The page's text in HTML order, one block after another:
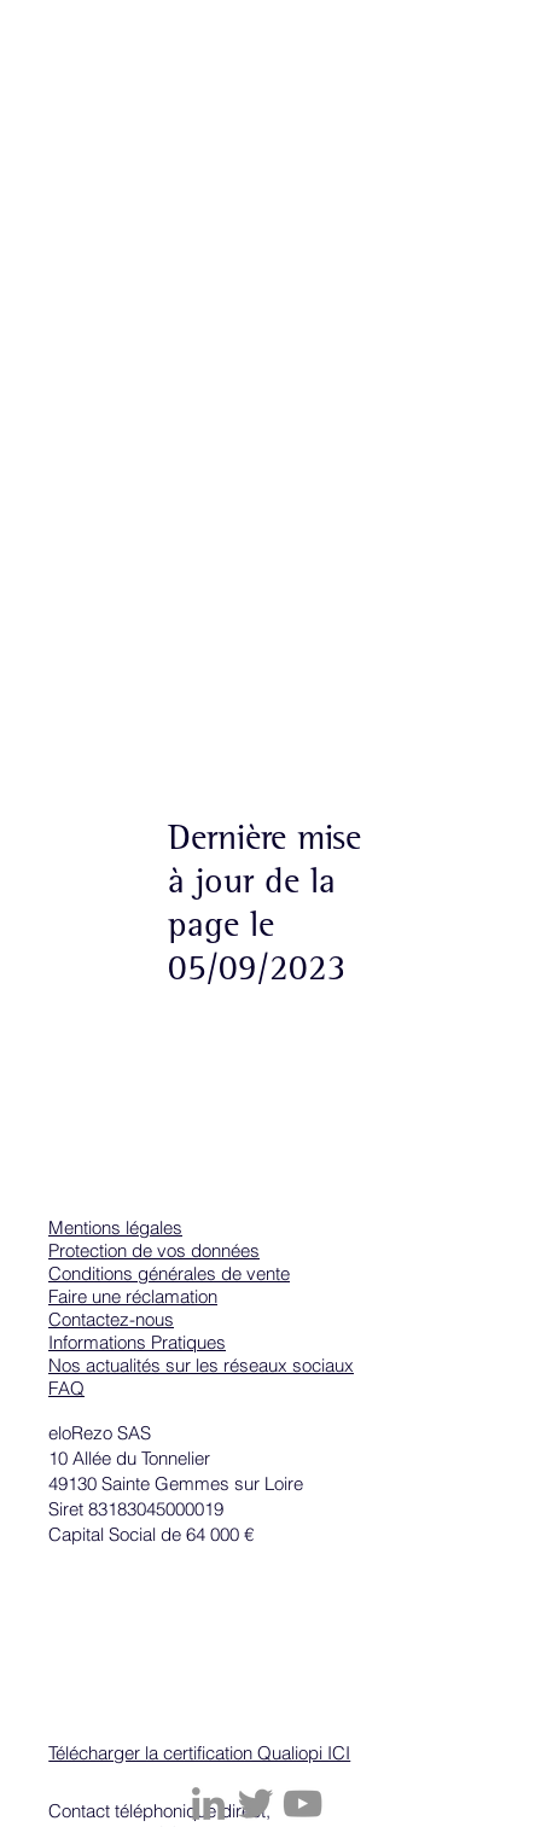
Dernière mise
à jour de la
page le
05/09/2023
Contact téléphonique direct,
eloRezo SAS
10 Allée du Tonnelier
49130 Sainte Gemmes sur Loire
Siret 83183045000019
Capital Social de 64 000 €
Mentions légales
Protection de vos données
Conditions générales de vente
Faire une réclamation
Contactez-nous
Informations Pratiques
Nos actualités sur les réseaux sociaux
FAQ
Télécharger la certification Qualiopi ICI